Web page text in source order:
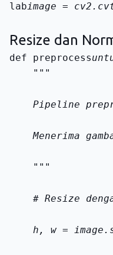
labimage =
Resize dan
def preprocess
    """
Pipeline
Menerima
    """
# Resize
h, w =